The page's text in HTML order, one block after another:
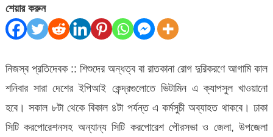
শিশুদের
ভিটামিন
এ
ক্যাপসুল
শেয়ার করুন
নিজস্ব প্রতিদেবক :: শিশুদের অন্ধত্ব বা রাতকানা রোগ দুরিকরণে আগামি কাল
শনিবার সারা দেশের ইপিআই কেন্দ্রগুলোতে ভিটামিন এ ক্যাপসুল খাওয়ানো
হবে। সকাল ৮টা থেকে বিকাল ৪টা পর্যন্ত এ কর্মসুচী অব্যাহত থাকবে। ঢাকা
সিটি করপোরেশনসহ অন্যান্য সিটি করপোরেশ পৌরসভা ও জেলা, উপজেলা